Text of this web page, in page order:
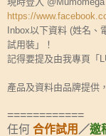
https://
Inbox以下資料 (姓名
試用裝」！
記得要提及由我專頁「
產品及資料由品牌提供
============
任何 合作試用 ／邀